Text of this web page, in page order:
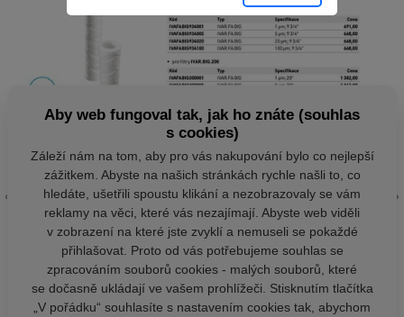
Aby web fungoval tak, jak ho znáte (souhlas
s cookies)
Záleží nám na tom, aby pro vás nakupování bylo co nejlepší
zážitkem. Abyste na našich stránkách rychle našli to, co
hledáte, ušetřili spoustu klikání a nezobrazovaly se vám
reklamy na věci, které vás nezajímají. Abyste web viděli
v zobrazení na které jste zvyklí a nemuseli se pokaždé
přihlašovat. Proto od vás potřebujeme souhlas se
zpracováním souborů cookies - malých souborů, které
se dočasně ukládají ve vašem prohlížeči. Stisknutím tlačítka
„V pořádku“ souhlasíte s nastavením cookies tak, abychom